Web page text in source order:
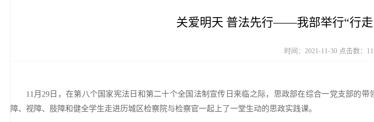
关爱明天 普法先行——我部举行“行走
时间：2021-11-30 点击数：
11月29日，在第八个国家宪法日和第二十个全国法制宣传日来临之际，思政部在综合一党支部的
障、视障、肢障和健全学生走进历城区检察院与检察官一起上了一堂生动的思政实践课。